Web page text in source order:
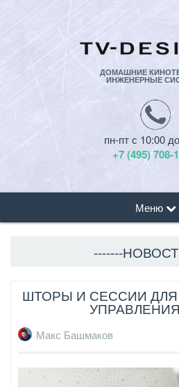
ДОМАШНИЕ
ИНЖЕНЕРНЫЕ
пн-пт с 10:00
+7 (495) 708-
Меню
-------
ШТОРЫ И СЕССИИ ДЛЯ
УПРАВЛЕНИЯ
Макс Башмаков